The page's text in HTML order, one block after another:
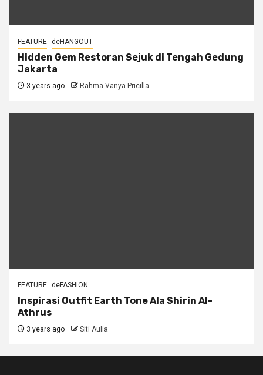
FEATURE deHANGOUT
Hidden Gem Restoran Sejuk di Tengah Gedung
Jakarta
3 years ago Rahma Vanya Pricilla
FEATURE deFASHION
Inspirasi Outfit Earth Tone Ala Shirin Al-
Athrus
3 years ago Siti Aulia